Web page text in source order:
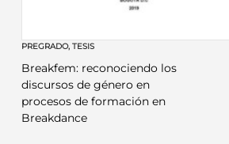
PREGRADO, TESIS
Breakfem: reconociendo los
discursos de género en
procesos de formación en
Breakdance